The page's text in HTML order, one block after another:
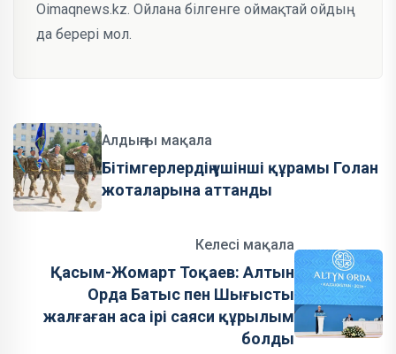
Oimaqnews.kz. Ойлана білгенге оймақтай ойдың
да берері мол.
Алдыңғы мақала
Бітімгерлердің үшінші құрамы Голан
жоталарына аттанды
Келесі мақала
Қасым-Жомарт Тоқаев: Алтын
Орда Батыс пен Шығысты
жалғаған аса ірі саяси құрылым
болды